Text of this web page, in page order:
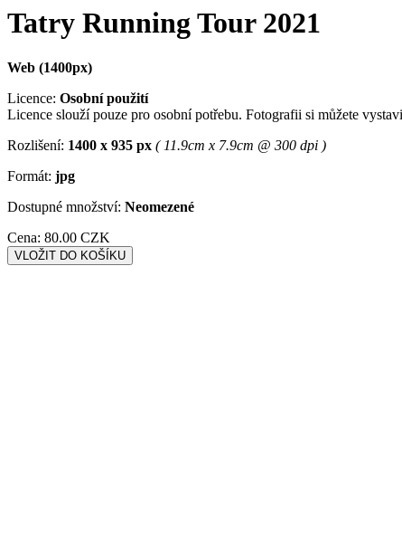
Tatry Running Tour 2021
Web (1400px)
Licence: Osobní použití
Licence slouží pouze pro osobní potřebu. Fotografii si můžete
Rozlišení: 1400 x 935 px ( 11.9cm x 7.9cm @ 300 dpi )
Formát: jpg
Dostupné množství: Neomezené
Cena: 80.00 CZK